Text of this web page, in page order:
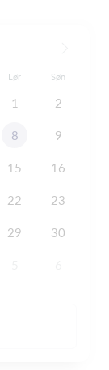
Lør Søn
1 2
8 9
15 16
22 23
29 30